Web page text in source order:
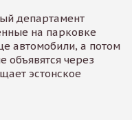
департамент
на парковке
автомобили, а потом
объявятся через
эстонское